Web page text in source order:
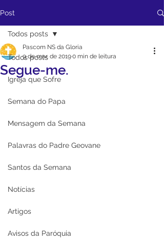
Post
Todos posts
Igreja que Sofre
Semana do Papa
Mensagem da Semana
Palavras do Padre Geovane
Santos da Semana
Notícias
Artigos
Avisos da Paróquia
Todos posts
Segue-me.
Pascom NS da Gloria
9 de mar. de 20190 min de leitura